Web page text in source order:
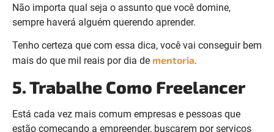
Não importa qual seja o assunto que você domine,
sempre haverá alguém querendo aprender.
Tenho certeza que com essa dica, você vai conseguir bem
mais do que mil reais por dia de mentoria.
5. Trabalhe Como Freelancer
Está cada vez mais comum empresas e pessoas que
estão começando a empreender, buscarem por serviços